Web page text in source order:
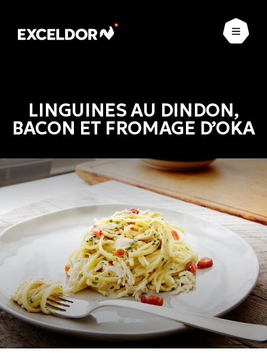
LINGUINES AU DINDON,
BACON ET FROMAGE D’OKA